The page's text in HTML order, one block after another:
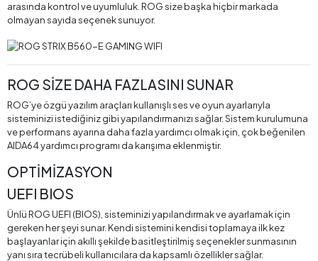
arasında kontrol ve uyumluluk. ROG size başka hiçbir markada
olmayan sayıda seçenek sunuyor.
ROG SİZE DAHA FAZLASINI SUNAR
ROG’ye özgü yazılım araçları kullanışlı ses ve oyun ayarlarıyla
sisteminizi istediğiniz gibi yapılandırmanızı sağlar. Sistem kurulumuna
ve performans ayarına daha fazla yardımcı olmak için, çok beğenilen
AIDA64 yardımcı programı da karışıma eklenmiştir.
OPTİMİZASYON
UEFI BIOS
Ünlü ROG UEFI (BIOS), sisteminizi yapılandırmak ve ayarlamak için
gereken her şeyi sunar. Kendi sistemini kendisi toplamaya ilk kez
başlayanlar için akıllı şekilde basitleştirilmiş seçenekler sunmasının
yanı sıra tecrübeli kullanıcılara da kapsamlı özellikler sağlar.